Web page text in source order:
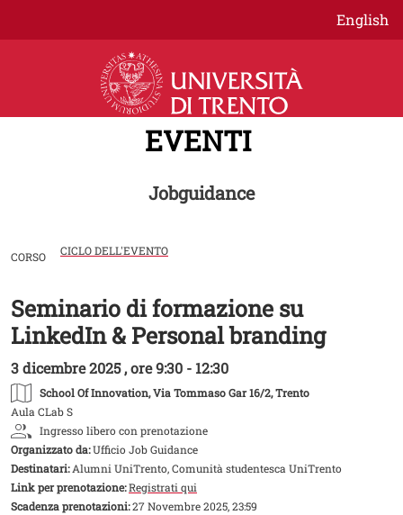
Salta al contenuto principale
English
EVENTI
Jobguidance
CORSO CICLO DELL'EVENTO
Image
Seminario di formazione su
LinkedIn & Personal branding
3 dicembre 2025 , ore 9:30 - 12:30
School Of Innovation, Via Tommaso Gar 16/2, Trento
Aula CLab S
Ingresso libero con prenotazione
Organizzato da:Ufficio Job Guidance
Destinatari:Alumni UniTrento, Comunità studentesca UniTrento
Link per prenotazione:Registrati qui
Scadenza prenotazioni:27 Novembre 2025, 23:59